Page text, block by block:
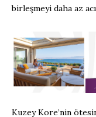
birleşmeyi daha az
Kuzey Kore’nin